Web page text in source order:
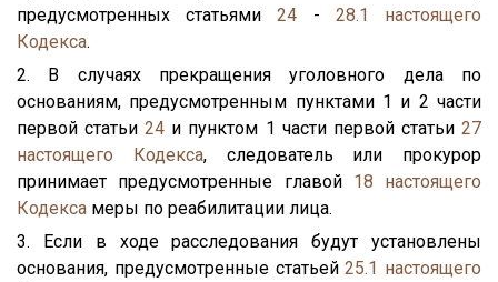
предусмотренных статьями24 - 28.1
настоящего
Кодекса.
2. В случаях прекращения уголовного дела по
основаниям, предусмотренным пунктами 1 и 2 части
первой статьи24 и пунктом 1 части первой статьи27
настоящего Кодекса, следователь или прокурор
принимает предусмотренные главой 18
настоящего
Кодекса меры по реабилитации лица.
3. Если в ходе расследования будут установлены
основания, предусмотренные статьей25.1 настоящего